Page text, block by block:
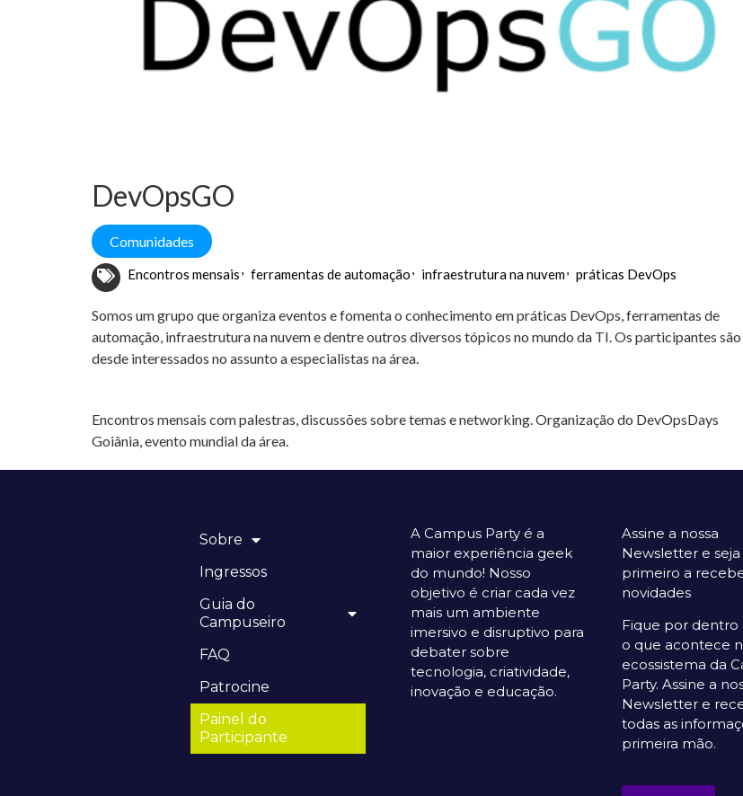
DevOpsGO
Comunidades
Encontros mensais ferramentas de automação infraestrutura na nuvem práticas DevOps
Somos um grupo que organiza eventos e fomenta o conhecimento em práticas DevOps, ferramentas de
automação, infraestrutura na nuvem e dentre outros diversos tópicos no mundo da TI. Os participantes são
desde interessados no assunto a especialistas na área.
Encontros mensais com palestras, discussões sobre temas e networking. Organização do DevOpsDays
Goiânia, evento mundial da área.
Sobre
Ingressos
Guia do
Campuseiro
FAQ
Patrocine
Painel do
Participante
A Campus Party é a
maior experiência geek
do mundo! Nosso
objetivo é criar cada vez
mais um ambiente
imersivo e disruptivo para
debater sobre
tecnologia, criatividade,
inovação e educação.
Assine a nossa
Newsletter e seja
primeiro a
novidades
Fique por dentro
o que acontece
ecossistema da
Party. Assine a
Newsletter e
todas as
primeira mão.